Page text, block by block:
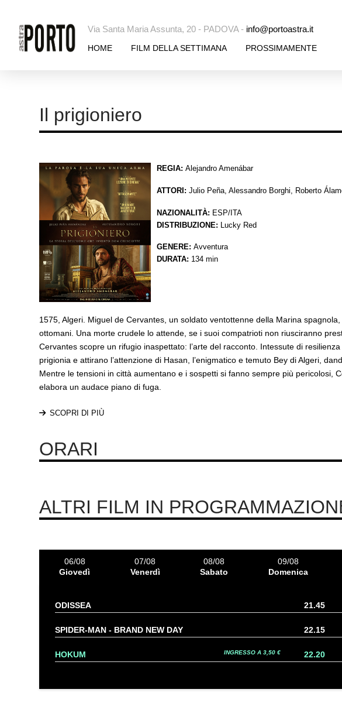
Via Santa Maria Assunta, 20 - PADOVA - info@portoastra.it
HOME FILM DELLA SETTIMANA PROSSIMAMENTE
Il prigioniero
REGIA: Alejandro Amenábar
ATTORI: Julio Peña, Alessandro Borghi, Roberto
NAZIONALITÀ: ESP/ITA
DISTRIBUZIONE:
Lucky Red
GENERE: Avventura
DURATA: 134 min
1575, Algeri. Miguel de Cervantes, un soldato ventottenne della Marina
ottomani. Una morte crudele lo attende, se i suoi compatrioti non riusciranno
Cervantes scopre un rifugio inaspettato: l’arte del racconto. Intessute di
prigionia e attirano l’attenzione di Hasan, l’enigmatico e temuto Bey di Algeri,
Mentre le tensioni in città aumentano e i sospetti si fanno sempre più pericolosi,
elabora un audace piano di fuga.
SCOPRI DI PIÙ
ORARI
ALTRI FILM IN
06/08
Giovedì
07/08
Venerdì
08/08
Sabato
09/08
Domenica
ODISSEA 21.45
SPIDER-MAN - BRAND NEW DAY 22.15
HOKUM INGRESSO A 3,50 € 22.20